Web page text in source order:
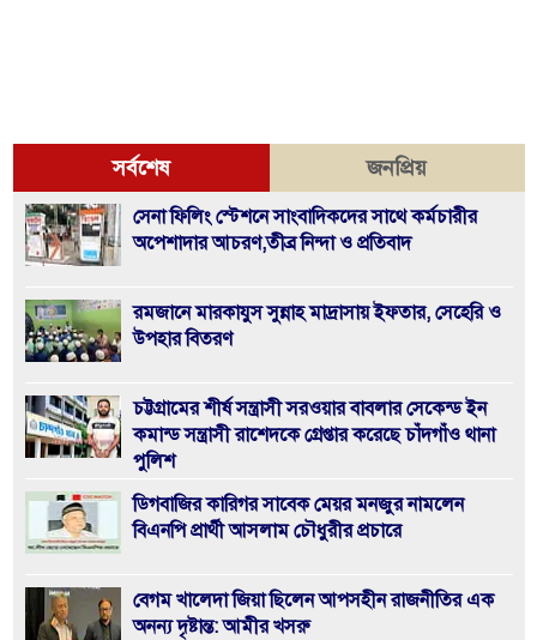
সর্বশেষ জনপ্রিয়
সেনা ফিলিং স্টেশনে সাংবাদিকদের সাথে কর্মচারীর
অপেশাদার আচরণ,তীব্র নিন্দা ও প্রতিবাদ
রমজানে মারকাযুস সুন্নাহ মাদ্রাসায় ইফতার, সেহেরি ও
উপহার বিতরণ
চট্টগ্রামের শীর্ষ সন্ত্রাসী সরওয়ার বাবলার সেকেন্ড ইন
কমান্ড সন্ত্রাসী রাশেদকে গ্রেপ্তার করেছে চাঁদগাঁও থানা
পুলিশ
ডিগবাজির কারিগর সাবেক মেয়র মনজুর নামলেন
বিএনপি প্রার্থী আসলাম চৌধুরীর প্রচারে
বেগম খালেদা জিয়া ছিলেন আপসহীন রাজনীতির এক
অনন্য দৃষ্টান্ত: আমীর খসরু